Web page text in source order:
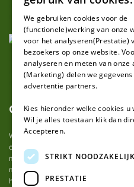
Over ons
Wij van robotmaaier-mesjes.nl
onderhoud van robot grasmaaier
maken. Uit ervaring merkten we
messen voor een automatische
het u makkelijk te maken om de
We gebruiken cookies voor de
(functionele)werking van onze
voor het analyseren(Prestatie)
bezoekers op onze website.
analyseren en meten van onze
(Marketing) delen we
advertentie partners.
Kies hieronder welke cookies u
Wil je alles toestaan klik dan
Accepteren.
STRIKT NOODZAKELIJK
PRESTATIE